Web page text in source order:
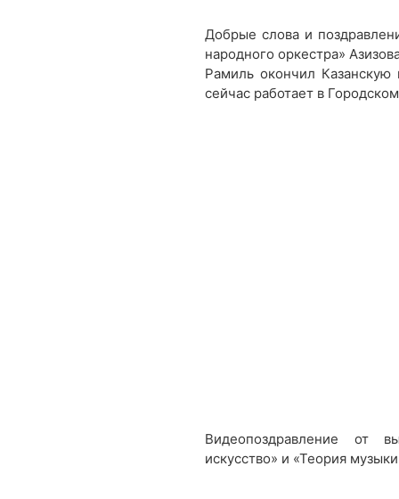
Добрые слова и
народного оркестра»
Рамиль окончил Казанскую
сейчас работает в
Видеопоздравление от
искусство» и «Теория